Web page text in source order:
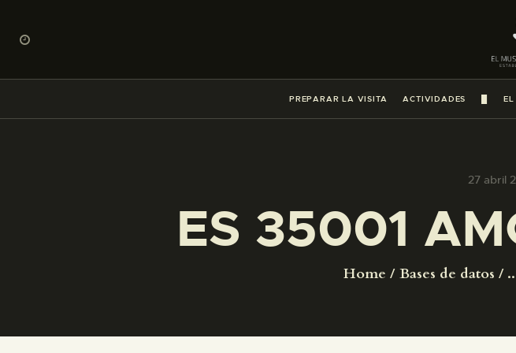
PREPARAR LA VISITA ACTIVIDADES EL
27 abril
ES 35001
Home Bases de datos
PREPARAR LA
ACTIVIDADES
█
COLECCIONES
DIDÁCTICA